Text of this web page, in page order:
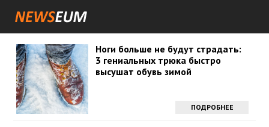
Ноги больше не будут страдать:
3 гениальных трюка быстро
высушат обувь зимой
ПОДРОБНЕЕ